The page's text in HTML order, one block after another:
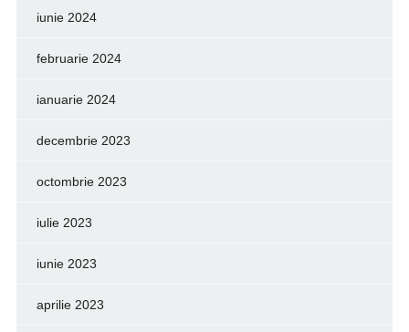
iunie 2024
februarie 2024
ianuarie 2024
decembrie 2023
octombrie 2023
iulie 2023
iunie 2023
aprilie 2023